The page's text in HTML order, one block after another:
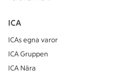
ICA
ICAs egna varor
ICA Gruppen
ICA Nära